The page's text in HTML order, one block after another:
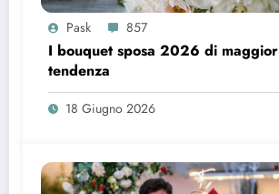
Pask 857
I bouquet sposa 2026 di maggior
tendenza
18 Giugno 2026